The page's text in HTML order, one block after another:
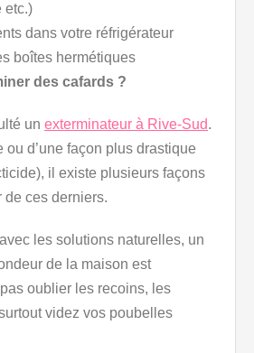
etc.)
dans votre réfrigérateur
boîtes hermétiques
des cafards ?
un exterminateur à Rive-Sud.
ou d’une façon plus drastique
il existe plusieurs façons
de ces derniers.
les solutions naturelles, un
de la maison est
oublier les recoins, les
videz vos poubelles